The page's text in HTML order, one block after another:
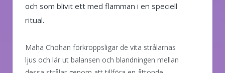
och som blivit ett med flamman i en speciell
ritual.
Maha Chohan förkroppsligar de vita strålarnas
ljus och lär ut balansen och blandningen mellan